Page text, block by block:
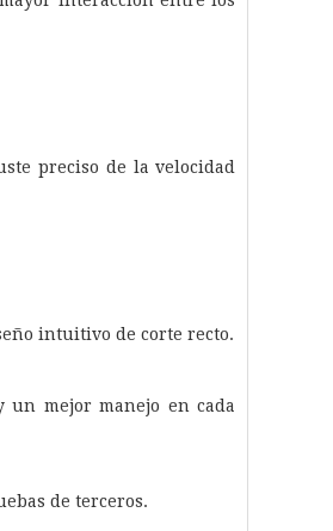
preciso de la velocidad
intuitivo de corte recto.
un mejor manejo en cada
de terceros.